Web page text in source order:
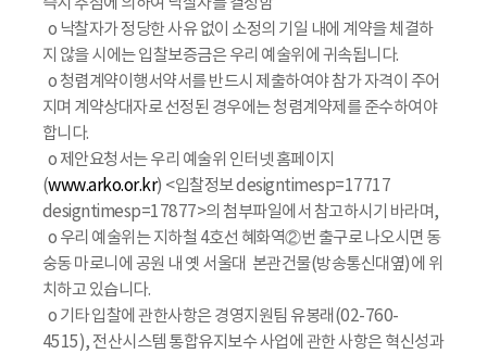
즉시 추첨에 의하여 낙찰자를 결정함
o 낙찰자가 정당한 사유 없이 소정의 기일 내에 계약을 체결하
지 않을 시에는 입찰보증금은 우리 예술위에 귀속됩니다.
o 청렴계약이행서약서를 반드시 제출하여야 참가 자격이 주어
지며 계약상대자로 선정된 경우에는 청렴계약제를 준수하여야
합니다.
o 제안요청서는 우리 예술위 인터넷 홈페이지
(www.arko.or.kr) <입찰정보 designtimesp=17717
designtimesp=17877>의 첨부파일에서 참고하시기 바라며,
o 우리 예술위는 지하철 4호선 혜화역②번 출구로 나오시면 동
숭동 마로니에 공원 내 옛 서울대 본관건물(방송통신대옆)에 위
치하고 있습니다.
o 기타 입찰에 관한사항은 경영지원팀 유봉래(02-760-
4515), 전산시스템 통합유지보수 사업에 관한 사항은 혁신성과